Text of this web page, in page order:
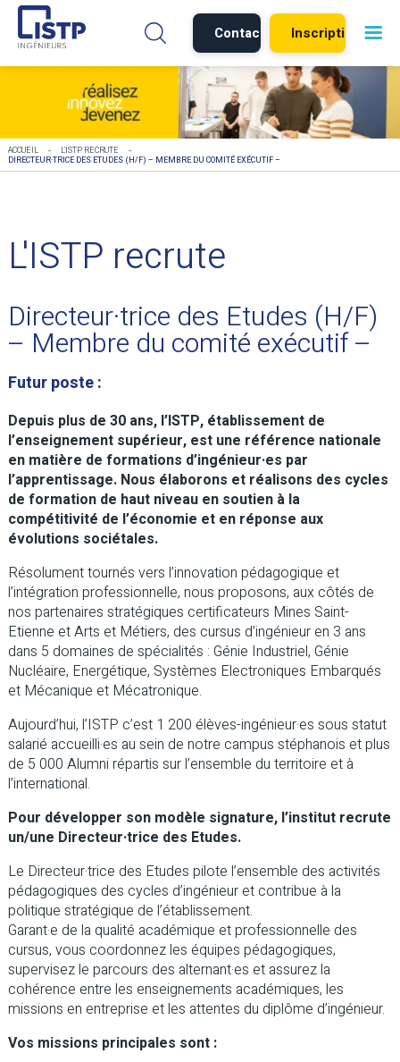
Contact Inscription
ACCUEIL - L'ISTP RECRUTE -
DIRECTEUR·TRICE DES ETUDES (H/F) – MEMBRE DU COMITÉ EXÉCUTIF –
L'ISTP recrute
Directeur·trice des Etudes (H/F)
– Membre du comité exécutif –
Futur poste :
Depuis plus de 30 ans, l’ISTP, établissement de
l’enseignement supérieur, est une référence nationale
en matière de formations d’ingénieur·es par
l’apprentissage. Nous élaborons et réalisons des cycles
de formation de haut niveau en soutien à la
compétitivité de l’économie et en réponse aux
évolutions sociétales.
Résolument tournés vers l’innovation pédagogique et
l’intégration professionnelle, nous proposons, aux côtés de
nos partenaires stratégiques certificateurs Mines Saint-
Etienne et Arts et Métiers, des cursus d’ingénieur en 3 ans
dans 5 domaines de spécialités : Génie Industriel, Génie
Nucléaire, Energétique, Systèmes Electroniques Embarqués
et Mécanique et Mécatronique.
Aujourd’hui, l’ISTP c’est 1 200 élèves-ingénieur·es sous statut
salarié accueilli·es au sein de notre campus stéphanois et plus
de 5 000 Alumni répartis sur l’ensemble du territoire et à
l’international.
Pour développer son modèle signature, l’institut recrute
un/une Directeur·trice des Etudes.
Le Directeur·trice des Etudes pilote l’ensemble des activités
pédagogiques des cycles d’ingénieur et contribue à la
politique stratégique de l’établissement.
Garant·e de la qualité académique et professionnelle des
cursus, vous coordonnez les équipes pédagogiques,
supervisez le parcours des alternant·es et assurez la
cohérence entre les enseignements académiques, les
missions en entreprise et les attentes du diplôme d’ingénieur.
Vos missions principales sont :